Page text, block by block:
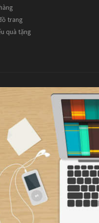
trang
quà tặng